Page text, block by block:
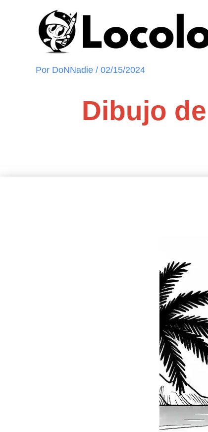
Por DoNNadie / 02/15/2024
Dibujo